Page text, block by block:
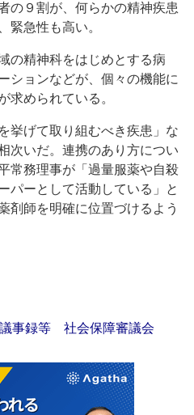
の９割が、何らかの精神疾患
緊急性も高い。
の精神科をはじめとする病
ションなどが、個々の機能に
求められている。
挙げて取り組むべき疾患」な
次いだ。連携のあり方につい
常務理事が「過量服薬や自殺
パーとして活動している」と
剤師を明確に位置づけるよう
事録等 社会保障審議会